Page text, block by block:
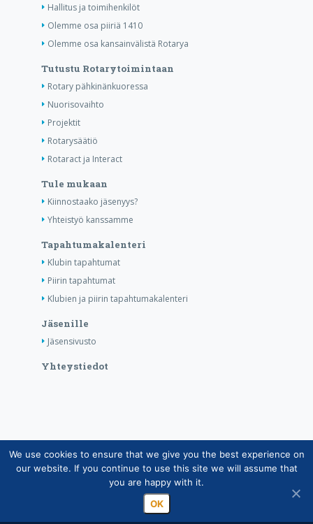
Hallitus ja toimihenkilöt
Olemme osa piiriä 1410
Olemme osa kansainvälistä Rotarya
Tutustu Rotarytoimintaan
Rotary pähkinänkuoressa
Nuorisovaihto
Projektit
Rotarysäätiö
Rotaract ja Interact
Tule mukaan
Kiinnostaako jäsenyys?
Yhteistyö kanssamme
Tapahtumakalenteri
Klubin tapahtumat
Piirin tapahtumat
Klubien ja piirin tapahtumakalenteri
Jäsenille
Jäsensivusto
Yhteystiedot
Copyright © Suomen Rotarypalvelu ry 2026 |
Jäsentietojärjestelmän tietosuojaseloste|Henkilötietojen
käsittely Rotarytoiminnassa
We use cookies to ensure that we give you the best experience on
our website. If you continue to use this site we will assume that
you are happy with it.
OK